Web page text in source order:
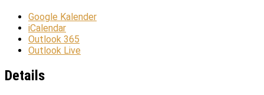
Google Kalender
iCalendar
Outlook 365
Outlook Live
Details